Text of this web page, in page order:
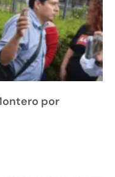
por